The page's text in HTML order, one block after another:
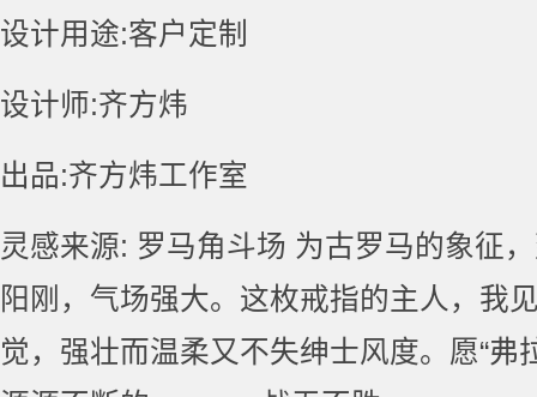
设计用途:客户定制
设计师:齐方炜
出品:齐方炜工作室
灵感来源: 罗马角斗场 为古罗马的象征
阳刚，气场强大。这枚戒指的主人，我
觉，强壮而温柔又不失绅士风度。愿“弗